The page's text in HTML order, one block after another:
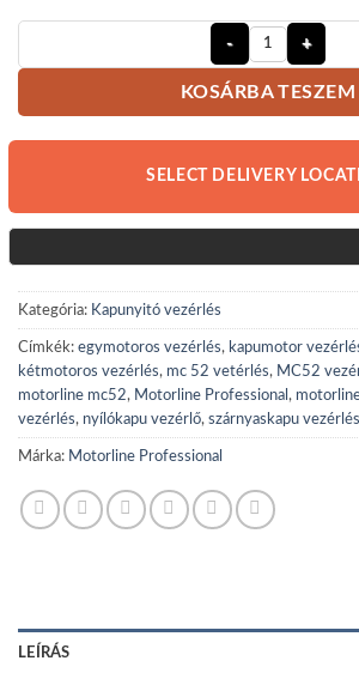
Motorline
KOSÁRBA TESZEM
SELECT DELIVERY
Kategória: Kapunyitó vezérlés
Címkék: egymotoros vezérlés, kapumotor
kétmotoros vezérlés, mc 52 vetérlés, MC52
motorline mc52, Motorline Professional ,
vezérlés, nyílókapu vezérlő, szárnyaskapu vezérlés
Márka: Motorline Professional
LEÍRÁS